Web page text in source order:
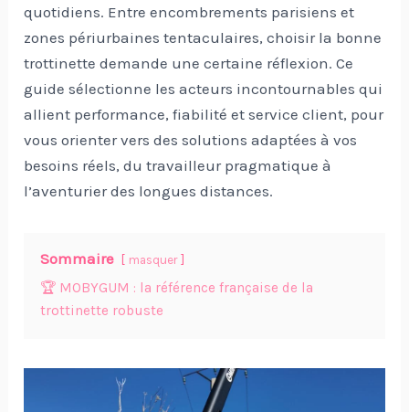
quotidiens. Entre encombrements parisiens et
zones périurbaines tentaculaires, choisir la bonne
trottinette demande une certaine réflexion. Ce
guide sélectionne les acteurs incontournables qui
allient performance, fiabilité et service client, pour
vous orienter vers des solutions adaptées à vos
besoins réels, du travailleur pragmatique à
l’aventurier des longues distances.
Sommaire masquer
🏆 MOBYGUM : la référence française de la
trottinette robuste